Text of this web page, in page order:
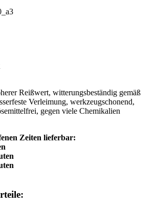
Reißwert, witterungsbeständig gemäß
Verleimung, werkzeugschonend,
gegen viele Chemikalien
Zeiten lieferbar: